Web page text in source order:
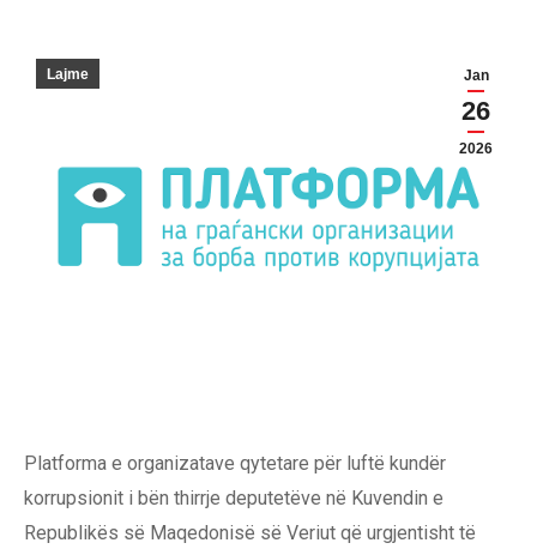
Jan
26
2026
Lajme
Platforma e organizatave qytetare për luftë kundër
korrupsionit i bën thirrje deputetëve në Kuvendin e
Republikës së Maqedonisë së Veriut që urgjentisht të